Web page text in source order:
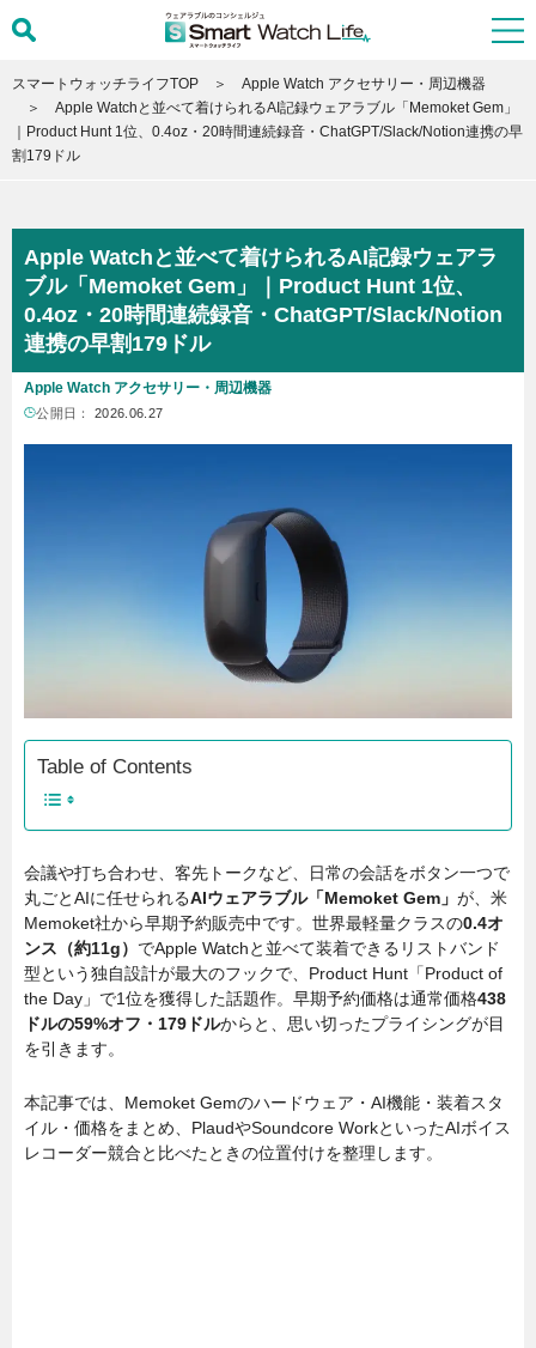
スマートウォッチライフTOP
Apple Watch アクセサリー・周辺機器
Apple Watchと並べて着けられるAI記録ウェアラブル「Memoket Gem」
｜Product Hunt 1位、0.4oz・20時間連続録音・ChatGPT/Slack/Notion連携の早
割179ドル
Apple Watchと並べて着けられるAI記録ウェアラ
ブル「Memoket Gem」｜Product Hunt 1位、
0.4oz・20時間連続録音・ChatGPT/Slack/Notion
連携の早割179ドル
Apple Watch アクセサリー・周辺機器
公開日： 2026.06.27
Table of Contents
会議や打ち合わせ、客先トークなど、日常の会話をボタン一つで
丸ごとAIに任せられるAIウェアラブル「Memoket Gem」 が、米
Memoket社から早期予約販売中です。世界最軽量クラスの0.4オ
ンス（約11g） でApple Watchと並べて装着できるリストバンド
型という独自設計が最大のフックで、Product Hunt「Product of
the Day」で1位を獲得した話題作。早期予約価格は通常価格438
ドルの59%オフ・179ドルからと、思い切ったプライシングが目
を引きます。
本記事では、Memoket Gemのハードウェア・AI機能・装着スタ
イル・価格をまとめ、PlaudやSoundcore WorkといったAIボイス
レコーダー競合と比べたときの位置付けを整理します。